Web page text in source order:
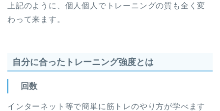
上記のように、個人個人でトレーニングの質も全く変
わって来ます。
自分に合ったトレーニング強度とは
回数
インターネット等で簡単に筋トレのやり方が学べます